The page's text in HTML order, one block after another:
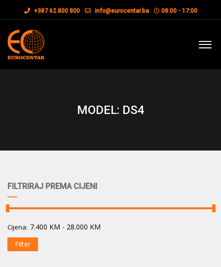
+387 62 800 800 info@eurocentar.ba 08:00 - 17:00
MODEL: DS4
FILTRIRAJ PREMA CIJENI
Cijena: 7.400 KM - 28.000 KM
Filter